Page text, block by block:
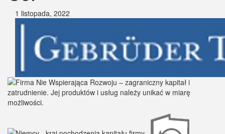
1 listopada, 2022